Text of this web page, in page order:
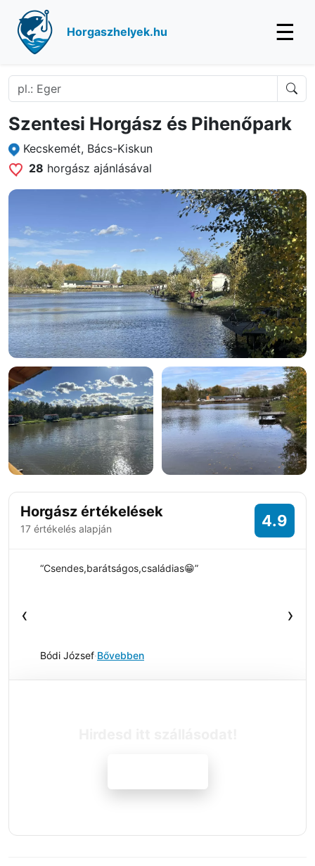
Horgaszhelyek.hu ☰
Szentesi Horgász és Pihenőpark
Kecskemét, Bács-Kiskun
28 horgász ajánlásával
Horgász értékelések
17 értékelés alapján 4.9
‹
“Csendes,barátságos,családias😁”
Bódi József·Bővebben
›